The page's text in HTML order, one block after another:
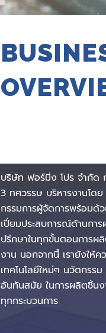
บริษัท ฟอร์มิ่ง โปร จำกัด
3 ทศวรรษ บริหารงานโ
กรรมการผู้จัดการพร้อมด้
เปี่ยมประสบการณ์ด้านกา
ปรึกษาในทุกขั้นตอนการ
งาน นอกจากนี้ เรายังให้
เทคโนโลยีใหม่ๆ นวัตกรร
อันทันสมัย ในการผลิตชิ้น
ทุกกระบวนการ